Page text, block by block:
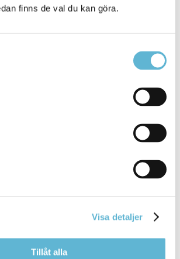
finns de val du kan göra.
Visa detaljer
Tillåt alla